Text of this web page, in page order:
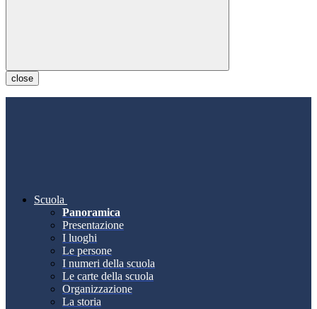
close
Scuola
Panoramica
Presentazione
I luoghi
Le persone
I numeri della scuola
Le carte della scuola
Organizzazione
La storia